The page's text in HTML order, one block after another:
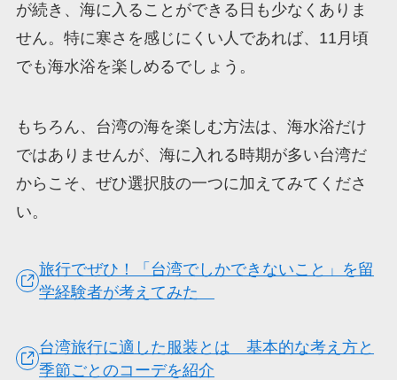
が続き、海に入ることができる日も少なくありま
せん。特に寒さを感じにくい人であれば、11月頃
でも海水浴を楽しめるでしょう。
もちろん、台湾の海を楽しむ方法は、海水浴だけ
ではありませんが、海に入れる時期が多い台湾だ
からこそ、ぜひ選択肢の一つに加えてみてくださ
い。
旅行でぜひ！「台湾でしかできないこと」を留
学経験者が考えてみた
台湾旅行に適した服装とは 基本的な考え方と
季節ごとのコーデを紹介